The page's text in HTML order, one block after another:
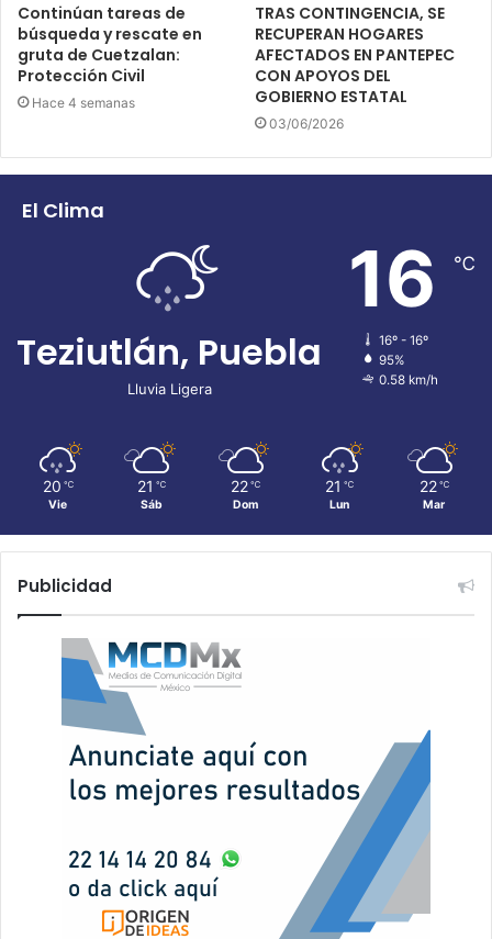
Continúan tareas de
búsqueda y rescate en
gruta de Cuetzalan:
Protección Civil
Hace 4 semanas
TRAS CONTINGENCIA, SE
RECUPERAN HOGARES
AFECTADOS EN PANTEPEC
CON APOYOS DEL
GOBIERNO ESTATAL
03/06/2026
El Clima
Teziutlán, Puebla
Lluvia Ligera
16 ℃
16º - 16º
95%
0.58 km/h
20 ℃
Vie
21 ℃
Sáb
22 ℃
Dom
21 ℃
Lun
22 ℃
Mar
Publicidad